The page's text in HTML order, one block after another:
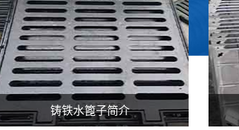
铸铁水篦子简介